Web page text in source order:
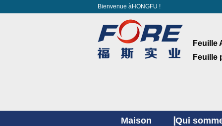
Bienvenue àHONGFU !
Feuille
Feuille
Maison Qui